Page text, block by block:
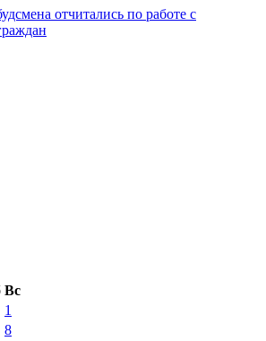
отчитались по работе с
Вс
1
8